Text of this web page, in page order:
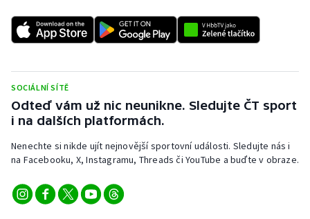
SOCIÁLNÍ SÍTĚ
Odteď vám už nic neunikne. Sledujte ČT sport
i na dalších platformách.
Nenechte si nikde ujít nejnovější sportovní události. Sledujte nás i
na Facebooku, X, Instagramu, Threads či YouTube a buďte v obraze.